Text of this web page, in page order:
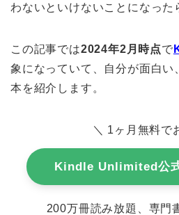
わないといけないことになった
この記事では2024年2月時点で
象になっていて、自分が面白い
本を紹介します。
＼ 1ヶ月無料で
Kindle Unlimited公
200万冊読み放題、専門